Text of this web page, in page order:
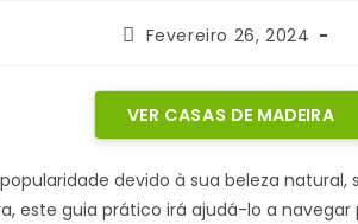
PostFevereiro 26, 2024
VER CASAS DE MADEIRA
devido à sua beleza
este guia prático irá ajudá-lo a